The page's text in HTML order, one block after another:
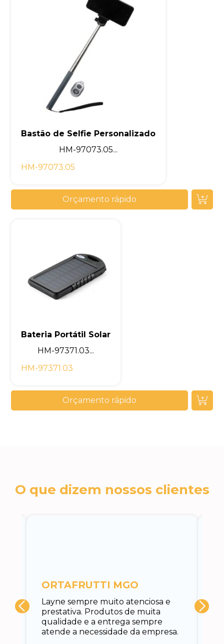
Bastão de Selfie Personalizado
HM-97073.05...
HM-97073.05
Orçamento rápido
Bateria Portátil Solar
HM-97371.03...
HM-97371.03
Orçamento rápido
O que dizem nossos clientes
Layne sempre muito atenciosa e
prestativa. Produtos de muita
qualidade e a entrega sempre
atende a necessidade da empresa.
ORTAFRUTTI MGO